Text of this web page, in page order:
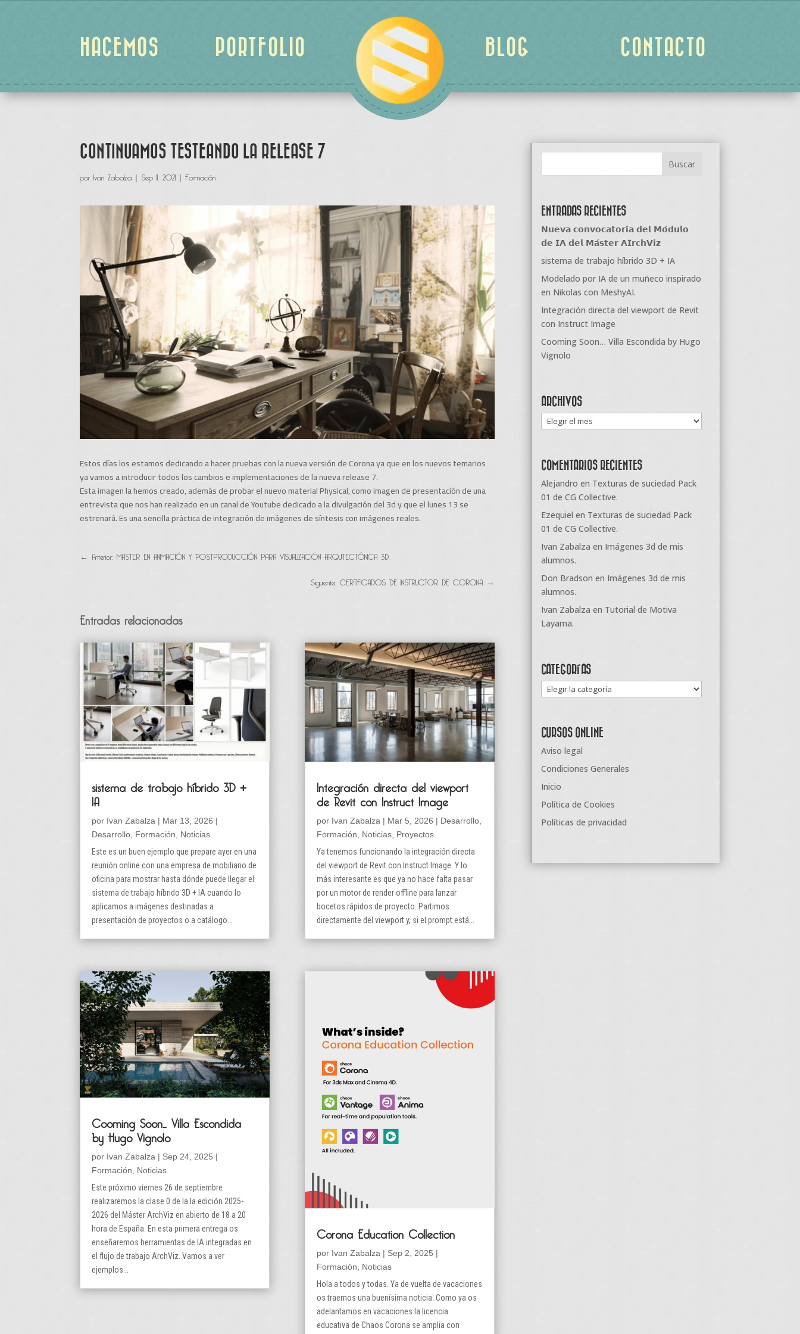
HACEMOS PORTFOLIO BLOG CONTACTO
CONTINUAMOS TESTEANDO LA RELEASE 7
porIvan Zabalza | Sep 11, 2021 |Formación
Estos días los estamos dedicando a hacer pruebas con la nueva versión de Corona ya que en los nuevos temarios
ya vamos a introducir todos los cambios e implementaciones de la nueva release 7.
Esta imagen la hemos creado, además de probar el nuevo material Physical, como imagen de presentación de una
entrevista que nos han realizado en un canal de Youtube dedicado a la divulgación del 3d y que el lunes 13 se
estrenará. Es una sencilla práctica de integración de imágenes de síntesis con imágenes reales.
←Anterior: MASTER EN ANIMACIÓN Y POSTPRODUCCIÓN PARA VISUALIZACIÓN ARQUITECTÓNICA 3D.
Siguiente: CERTIFICADOS DE INSTRUCTOR DE CORONA →
Entradas relacionadas
sistema de trabajo híbrido 3D +
IA
por Ivan Zabalza | Mar 13, 2026 |
Desarrollo Formación
Noticias
Este es un buen ejemplo que prepare ayer en una
reunión online con una empresa de mobiliario de
oficina para mostrar hasta dónde puede llegar el
sistema de trabajo híbrido 3D + IA cuando lo
aplicamos a imágenes destinadas a
presentación de proyectos o a catálogo...
Cooming Soon… Villa Escondida
by Hugo Vignolo
por Ivan Zabalza | Sep 24, 2025 |
Formación, Noticias
Este próximo viernes 26 de septiembre
realizaremos la clase 0 de la la edición 2025-
2026 del Máster ArchViz en abierto de 18 a 20
hora de España. En esta primera entrega os
enseñaremos herramientas de IA integradas en
el flujo de trabajo ArchViz. Vamos a ver
ejemplos...
Integración directa del viewport
de Revit con Instruct Image
por Ivan Zabalza | Mar 5, 2026 | Desarrollo
Formación
Noticias Proyectos
Ya tenemos funcionando la integración directa
del viewport de Revit con Instruct Image. Y lo
más interesante es que ya no hace falta pasar
por un motor de render offline para lanzar
bocetos rápidos de proyecto. Partimos
directamente del viewport y, si el prompt está...
Corona Education Collection
por Ivan Zabalza | Sep 2, 2025 |
Formación, Noticias
Hola a todos y todas. Ya de vuelta de vacaciones
os traemos una buenísima noticia. Como ya os
adelantamos en vacaciones la licencia
educativa de Chaos Corona se amplia con
ENTRADAS RECIENTES
𝗡𝘂𝗲𝘃𝗮 𝗰𝗼𝗻𝘃𝗼𝗰𝗮𝘁𝗼𝗿𝗶𝗮 𝗱𝗲𝗹 𝗠𝗼́𝗱𝘂𝗹𝗼
𝗱𝗲 𝗜𝗔 𝗱𝗲𝗹 𝗠𝗮́𝘀𝘁𝗲𝗿 𝗔𝗜𝗿𝗰𝗵𝗩𝗶𝘇
sistema de trabajo híbrido 3D + IA
Modelado por IA de un muñeco inspirado
en Nikolas con MeshyAI.
Integración directa del viewport de Revit
con Instruct Image
Cooming Soon… Villa Escondida by Hugo
Vignolo
ARCHIVOS
Archivos
COMENTARIOS RECIENTES
Alejandro en Texturas de suciedad Pack
01 de CG Collective.
Ezequiel en Texturas de suciedad Pack
01 de CG Collective.
Ivan Zabalza en Imágenes 3d de mis
alumnos.
Don Bradson en Imágenes 3d de mis
alumnos.
Ivan Zabalza en Tutorial de Motiva
Layama.
CATEGORÍAS
Categorías
CURSOS ONLINE
Aviso legal
Condiciones Generales
Inicio
Política de Cookies
Políticas de privacidad